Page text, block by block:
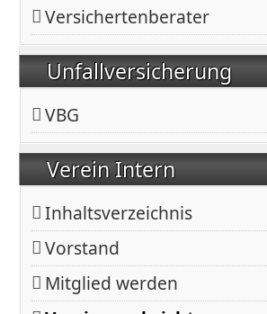
Versichertenberater
Unfallversicherung
VBG
Verein Intern
Inhaltsverzeichnis
Vorstand
Mitglied werden